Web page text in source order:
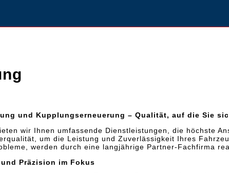
und Kupplungserneuerung – Qualität, auf die Sie
wir Ihnen umfassende Dienstleistungen, die höchste
um die Leistung und Zuverlässigkeit Ihres
werden durch eine langjährige Partner-Fachfirma
Präzision im Fokus